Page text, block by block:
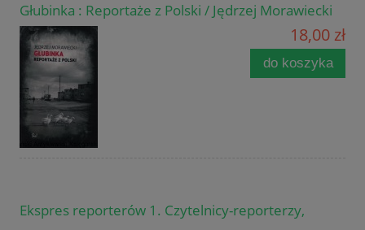
Głubinka : Reportaże z Polski / Jędrzej Morawiecki
18,00 zł
do koszyka
Ekspres reporterów 1. Czytelnicy-reporterzy,